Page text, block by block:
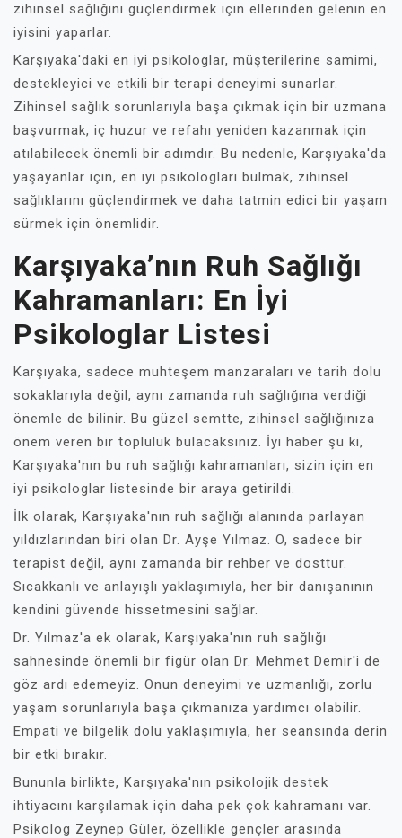
zihinsel sağlığını güçlendirmek için ellerinden gelenin en
iyisini yaparlar.
Karşıyaka'daki en iyi psikologlar, müşterilerine samimi,
destekleyici ve etkili bir terapi deneyimi sunarlar.
Zihinsel sağlık sorunlarıyla başa çıkmak için bir uzmana
başvurmak, iç huzur ve refahı yeniden kazanmak için
atılabilecek önemli bir adımdır. Bu nedenle, Karşıyaka'da
yaşayanlar için, en iyi psikologları bulmak, zihinsel
sağlıklarını güçlendirmek ve daha tatmin edici bir yaşam
sürmek için önemlidir.
Karşıyaka’nın Ruh Sağlığı
Kahramanları: En İyi
Psikologlar Listesi
Karşıyaka, sadece muhteşem manzaraları ve tarih dolu
sokaklarıyla değil, aynı zamanda ruh sağlığına verdiği
önemle de bilinir. Bu güzel semtte, zihinsel sağlığınıza
önem veren bir topluluk bulacaksınız. İyi haber şu ki,
Karşıyaka'nın bu ruh sağlığı kahramanları, sizin için en
iyi psikologlar listesinde bir araya getirildi.
İlk olarak, Karşıyaka'nın ruh sağlığı alanında parlayan
yıldızlarından biri olan Dr. Ayşe Yılmaz. O, sadece bir
terapist değil, aynı zamanda bir rehber ve dosttur.
Sıcakkanlı ve anlayışlı yaklaşımıyla, her bir danışanının
kendini güvende hissetmesini sağlar.
Dr. Yılmaz'a ek olarak, Karşıyaka'nın ruh sağlığı
sahnesinde önemli bir figür olan Dr. Mehmet Demir'i de
göz ardı edemeyiz. Onun deneyimi ve uzmanlığı, zorlu
yaşam sorunlarıyla başa çıkmanıza yardımcı olabilir.
Empati ve bilgelik dolu yaklaşımıyla, her seansında derin
bir etki bırakır.
Bununla birlikte, Karşıyaka'nın psikolojik destek
ihtiyacını karşılamak için daha pek çok kahramanı var.
Psikolog Zeynep Güler, özellikle gençler arasında